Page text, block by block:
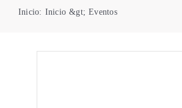
Inicio: Inicio &gt; Eventos